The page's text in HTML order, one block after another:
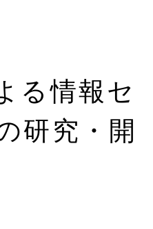
る情報セ
研究・開